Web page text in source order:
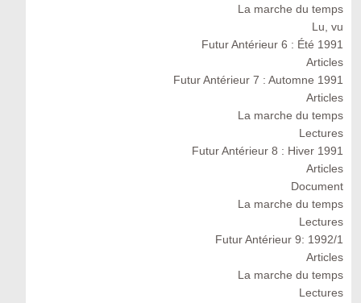
La marche du temps
Lu, vu
Futur Antérieur 6 : Été 1991
Articles
Futur Antérieur 7 : Automne 1991
Articles
La marche du temps
Lectures
Futur Antérieur 8 : Hiver 1991
Articles
Document
La marche du temps
Lectures
Futur Antérieur 9: 1992/1
Articles
La marche du temps
Lectures